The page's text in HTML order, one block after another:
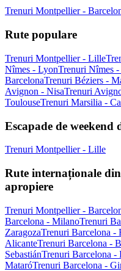
Trenuri Montpellier -
Rute populare
Trenuri Montpellier - Lille
Nîmes - LyonTrenuri Nîmes -
BarcelonaTrenuri Béziers -
Avignon - NisaTrenuri
ToulouseTrenuri Marsilia -
Escapade de
Trenuri Montpellier - Lille
Rute internaționale
apropiere
Trenuri Montpellier -
Barcelona - MilanoTrenuri
ZaragozaTrenuri Barcelona -
AlicanteTrenuri Barcelona -
SebastiánTrenuri Barcelona -
MataróTrenuri Barcelona -